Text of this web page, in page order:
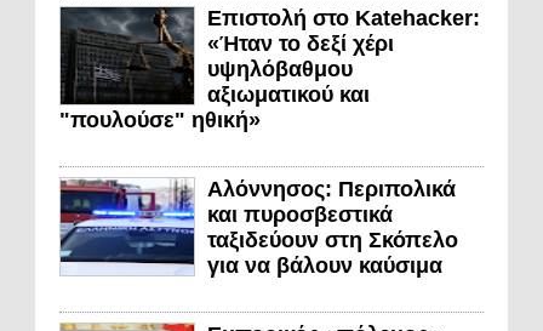
Επιστολή στο Katehacker:
«Ήταν το δεξί χέρι
υψηλόβαθμου
αξιωματικού και
"πουλούσε" ηθική»
Αλόννησος: Περιπολικά
και πυροσβεστικά
ταξιδεύουν στη Σκόπελο
για να βάλουν καύσιμα